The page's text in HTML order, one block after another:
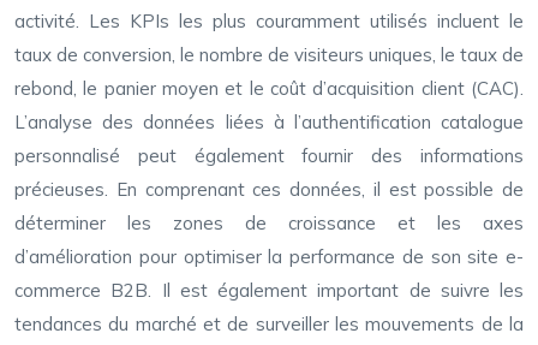
activité. Les KPIs les plus couramment utilisés incluent le
taux de conversion, le nombre de visiteurs uniques, le taux de
rebond, le panier moyen et le coût d’acquisition client (CAC).
L’analyse des données liées à l’authentification catalogue
personnalisé peut également fournir des informations
précieuses. En comprenant ces données, il est possible de
déterminer les zones de croissance et les axes
d’amélioration pour optimiser la performance de son site e-
commerce B2B. Il est également important de suivre les
tendances du marché et de surveiller les mouvements de la